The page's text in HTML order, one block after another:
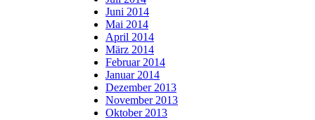
Juni 2014
Mai 2014
April 2014
März 2014
Februar 2014
Januar 2014
Dezember 2013
November 2013
Oktober 2013